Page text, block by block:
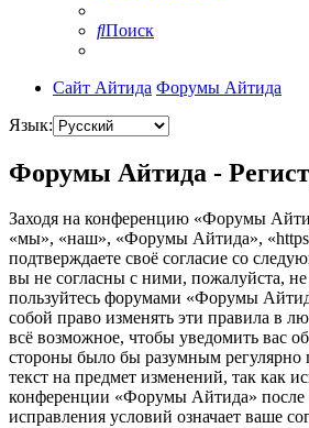
Поиск
Сайт Айтида Форумы Айтида
Язык:
Форумы Айтида -
Заходя на конференцию «Форумы
«мы», «наш», «Форумы Айтида»,
подтверждаете своё согласие со
вы не согласны с ними, пожалуйста, не
пользуйтесь форумами «Форумы
собой право изменять эти правила в
всё возможное, чтобы уведомить вас
стороны было бы разумным регулярно
текст на предмет изменений, так как
конференции «Форумы Айтида» после
исправления условий означает ваше